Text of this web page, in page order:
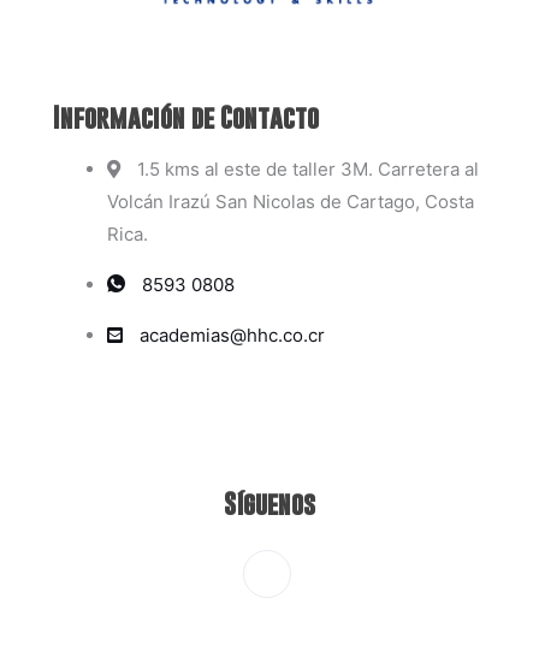
Información de Contacto
1.5 kms al este de taller 3M. Carretera al
Volcán Irazú San Nicolas de Cartago, Costa
Rica.
8593 0808
academias@hhc.co.cr
Síguenos